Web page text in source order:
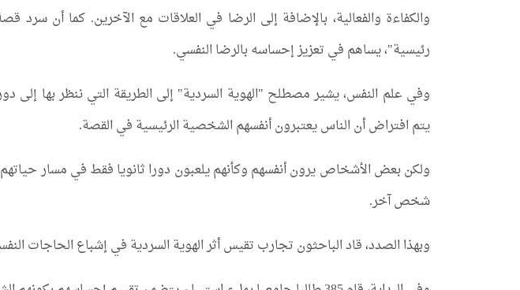
والكفاءة والفعالية، بالإضافة إلى الرضا في العلاقات مع الآخرين. كما أن سرد
رئيسية"، يساهم في تعزيز إحساسه بالرضا النفسي.
وفي علم النفس، يشير مصطلح "الهوية السردية" إلى الطريقة التي ننظر بها إلى
يتم افتراض أن الناس يعتبرون أنفسهم الشخصية الرئيسية في القصة.
ولكن بعض الأشخاص يرون أنفسهم وكأنهم يلعبون دورا ثانويا فقط في مسار
شخص آخر.
وبهذا الصدد، قاد الباحثون تجارب تقيس أثر الهوية السردية في إشباع الحاجات